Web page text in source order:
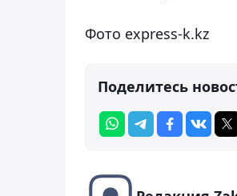
Фото express-k.kz
Поделитесь